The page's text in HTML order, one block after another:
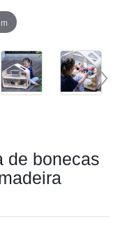
de bonecas